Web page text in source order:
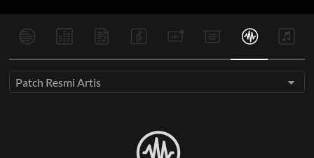
Patch Resmi Artis